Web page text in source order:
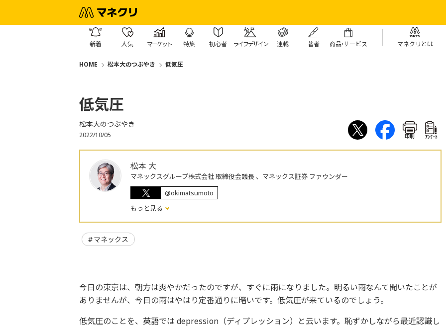
新着 人気 マーケット 特集 初心者 ライフデザイン 連載 著者 商品・サービス マネクリとは
HOME 松本大のつぶやき 低気圧
低気圧
松本大のつぶやき
2022/10/05 印刷 ｱﾝｹｰﾄ
松本 大
マネックスグループ株式会社 取締役会議長 、マネックス証券 ファウンダー
@okimatsumoto
もっと見る
マネックス
今日の東京は、朝方は爽やかだったのですが、すぐに雨になりました。明るい雨なんて聞いたことが
ありませんが、今日の雨はやはり定番通りに暗いです。低気圧が来ているのでしょう。
低気圧のことを、英語では depression（ディプレッション）と云います。恥ずかしながら最近認識し